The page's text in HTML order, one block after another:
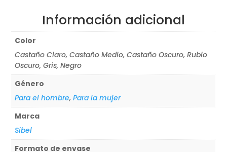
Información adicional
Color
Castaño Claro, Castaño Medio, Castaño Oscuro, Rubio
Oscuro, Gris, Negro
Género
Para el hombre,Para la mujer
Marca
Sibel
Formato de envase